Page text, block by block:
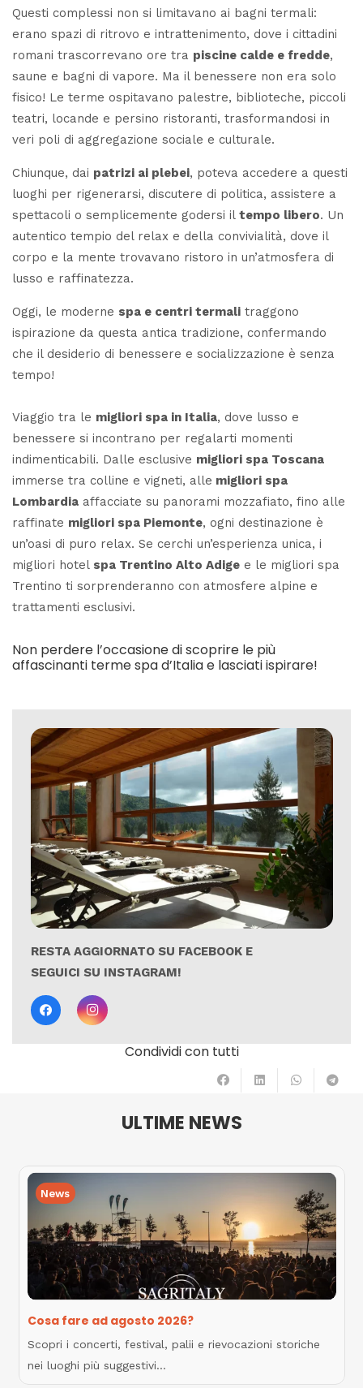
Questi complessi non si limitavano ai bagni termali:
erano spazi di ritrovo e intrattenimento, dove i cittadini
romani trascorrevano ore tra piscine calde e fredde,
saune e bagni di vapore. Ma il benessere non era solo
fisico! Le terme ospitavano palestre, biblioteche, piccoli
teatri, locande e persino ristoranti, trasformandosi in
veri poli di aggregazione sociale e culturale.
Chiunque, dai patrizi ai plebei, poteva accedere a questi
luoghi per rigenerarsi, discutere di politica, assistere a
spettacoli o semplicemente godersi il tempo libero. Un
autentico tempio del relax e della convivialità, dove il
corpo e la mente trovavano ristoro in un’atmosfera di
lusso e raffinatezza.
Oggi, le moderne spa e centri termali traggono
ispirazione da questa antica tradizione, confermando
che il desiderio di benessere e socializzazione è senza
tempo!
Viaggio tra le migliori spa in Italia, dove lusso e
benessere si incontrano per regalarti momenti
indimenticabili. Dalle esclusive migliori spa Toscana
immerse tra colline e vigneti, alle migliori spa
Lombardia affacciate su panorami mozzafiato, fino alle
raffinate migliori spa Piemonte, ogni destinazione è
un’oasi di puro relax. Se cerchi un’esperienza unica, i
migliori hotel spa Trentino Alto Adige e le migliori spa
Trentino ti sorprenderanno con atmosfere alpine e
trattamenti esclusivi.
Non perdere l’occasione di scoprire le più
affascinanti terme spa d’Italia e lasciati ispirare!
RESTA AGGIORNATO SU FACEBOOK E
SEGUICI SU INSTAGRAM!
Condividi con tutti
ULTIME NEWS
News
Cosa fare ad agosto 2026?
Scopri i concerti, festival, palii e rievocazioni storiche
nei luoghi più suggestivi…